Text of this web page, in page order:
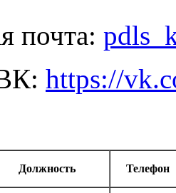
почта:
https://
Должность Телефон